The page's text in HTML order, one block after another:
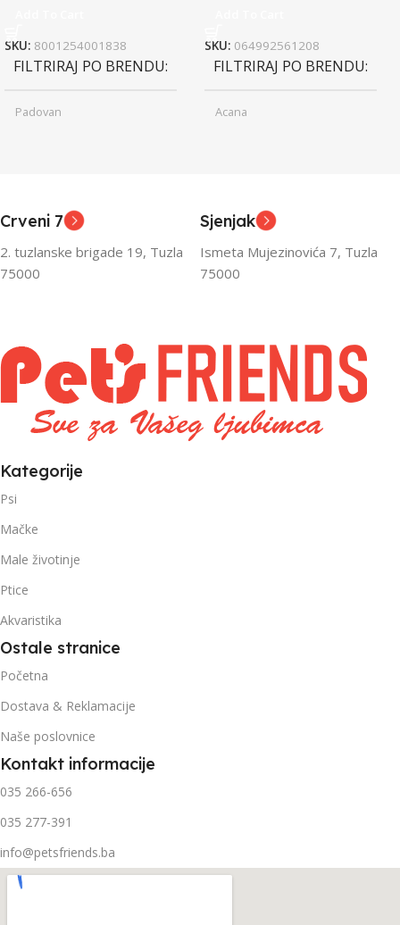
SKU: 8001254001838
FILTRIRAJ PO BRENDU
Padovan
FILTRIRAJ PO TEŽINI
1kg – 3kg
SKU: 064992561208
FILTRIRAJ PO BRENDU
Acana
FILTRIRAJ PO TEŽINI
Crveni 7
2. tuzlanske brigade 19, Tuzla
75000
Sjenjak
Ismeta Mujezinovića 7, Tuzla
75000
Kategorije
Psi
Mačke
Male životinje
Ptice
Akvaristika
Ostale stranice
Početna
Dostava & Reklamacije
Naše poslovnice
Kontakt informacije
035 266-656
035 277-391
info@petsfriends.ba